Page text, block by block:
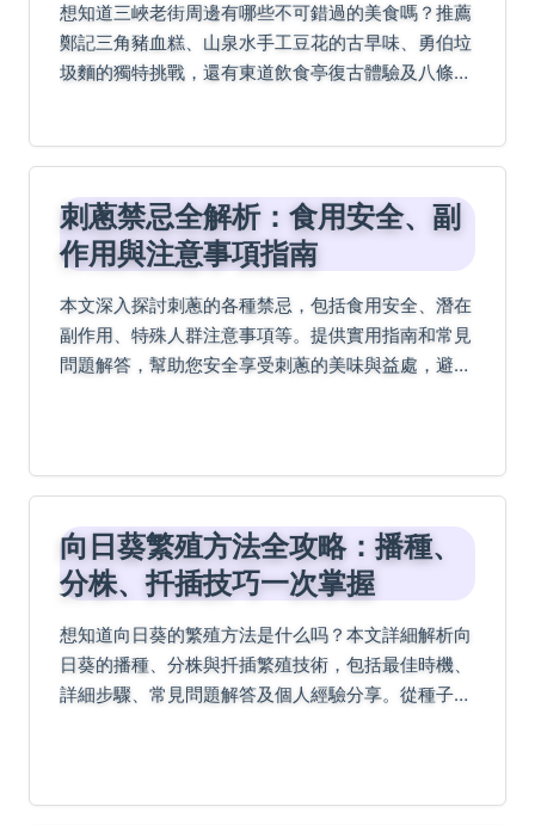
想知道三峽老街周邊有哪些不可錯過的美食嗎？推薦
鄭記三角豬血糕、山泉水手工豆花的古早味、勇伯垃
圾麵的獨特挑戰，還有東道飲食亭復古體驗及八條壽
刺蔥禁忌全解析：食用安全、副
作用與注意事項指南
本文深入探討刺蔥的各種禁忌，包括食用安全、潛在
副作用、特殊人群注意事項等。提供實用指南和常見
問題解答，幫助您安全享受刺蔥的美味與益處，避免
向日葵繁殖方法全攻略：播種、
分株、扦插技巧一次掌握
想知道向日葵的繁殖方法是什么吗？本文詳細解析向
日葵的播種、分株與扦插繁殖技術，包括最佳時機、
詳細步驟、常見問題解答及個人經驗分享。從種子處